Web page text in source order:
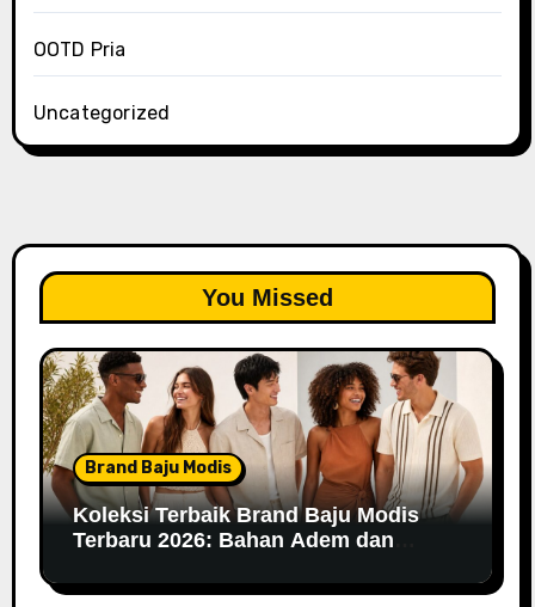
OOTD Pria
Uncategorized
You Missed
Brand Baju Modis
Koleksi Terbaik Brand Baju Modis
Terbaru 2026: Bahan Adem dan